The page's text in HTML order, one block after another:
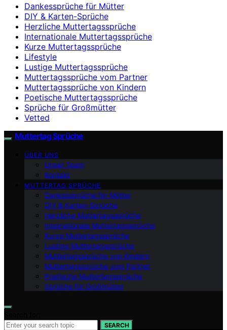
Dankessprüche für Mütter
DIY & Karten-Sprüche
Herzliche Muttertagssprüche
Internationale Muttertagssprüche
Kurze Muttertagssprüche
Lifestyle
Lustige Muttertagssprüche
Muttertagssprüche vom Partner
Muttertagssprüche von Kindern
Poetische Muttertagssprüche
Sprüche für Großmütter
Vetted
Muttertag Sprüche
ÜBER UNS
Unser Team
Kontakt
MUTTERTAG SPRÜCHE
Dankessprüche für Mütter
DIY & Karten-Sprüche
Herzliche Muttertagssprüche
Internationale Muttertagssprüche
Kurze Muttertagssprüche
Lustige Muttertagssprüche
Muttertagssprüche von Kindern
Muttertagssprüche vom Partner
Poetische Muttertagssprüche
Sprüche für Großmütter
SEARCH